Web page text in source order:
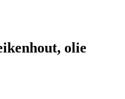
olie